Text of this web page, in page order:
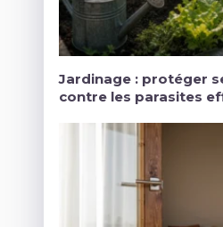
Jardinage : protéger
contre les parasites